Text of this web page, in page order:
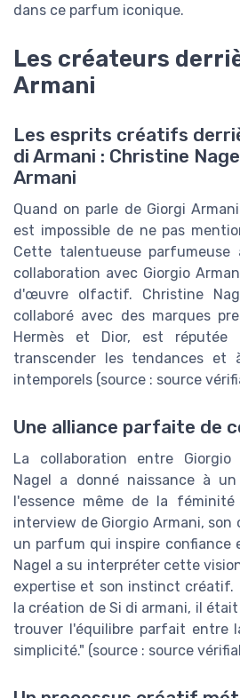
dans ce parfum iconique.
Les créateurs
Armani
Les esprits créatifs
di Armani : Christine
Armani
Quand on parle de Giorgi
est impossible de ne pas
Cette talentueuse
collaboration avec Giorgio
d'œuvre olfactif. Christine
collaboré avec des marques
Hermès et Dior, est réputée
transcender les tendances et
intemporels (source : source
Une alliance parfaite de
La collaboration entre
Nagel a donné naissance à
l'essence même de la féminité
interview de Giorgio Armani,
un parfum qui inspire confiance
Nagel a su interpréter cette
expertise et son instinct créatif.
la création de Si di armani, il
trouver l'équilibre parfait entre
simplicité." (source : source